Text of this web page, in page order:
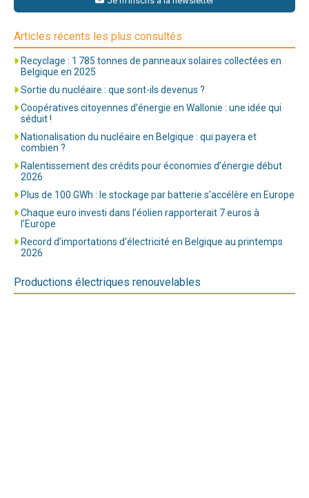
Articles récents les plus consultés
Recyclage : 1 785 tonnes de panneaux solaires collectées en
Belgique en 2025
Sortie du nucléaire : que sont-ils devenus ?
Coopératives citoyennes d’énergie en Wallonie : une idée qui
séduit !
Nationalisation du nucléaire en Belgique : qui payera et
combien ?
Ralentissement des crédits pour économies d’énergie début
2026
Plus de 100 GWh : le stockage par batterie s’accélère en Europe
Chaque euro investi dans l’éolien rapporterait 7 euros à
l’Europe
Record d’importations d’électricité en Belgique au printemps
2026
Productions électriques renouvelables